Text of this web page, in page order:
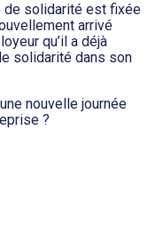
de solidarité est fixée
arrivé
qu’il a déjà
solidarité dans son
nouvelle journée
?